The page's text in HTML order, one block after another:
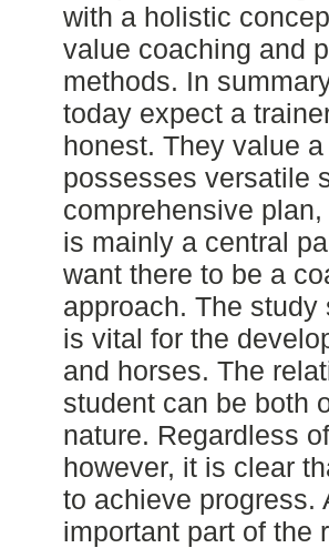
with a holistic
value coaching and
methods. In
today expect a
honest. They value
possesses versatile
comprehensive
is mainly a central
want there to be a
approach. The
is vital for the
and horses. The
student can be both
nature. Regardless
however, it is clear
to achieve progress.
important part of the